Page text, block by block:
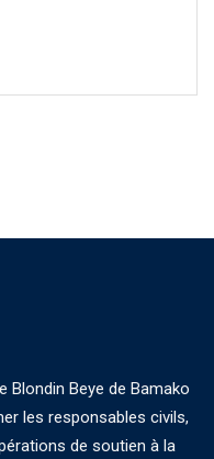
Blondin Beye de Bamako
les responsables civils,
de soutien à la